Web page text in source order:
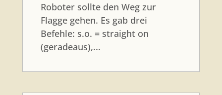
Roboter sollte den Weg zur
Flagge gehen. Es gab drei
Befehle: s.o. = straight on
(geradeaus),...